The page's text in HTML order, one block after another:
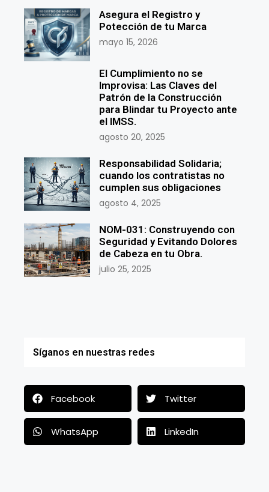
Asegura el Registro y
Potección de tu Marca
mayo 15, 2026
El Cumplimiento no se
Improvisa: Las Claves del
Patrón de la Construcción
para Blindar tu Proyecto ante
el IMSS.
agosto 20, 2025
Responsabilidad Solidaria;
cuando los contratistas no
cumplen sus obligaciones
agosto 4, 2025
NOM-031: Construyendo con
Seguridad y Evitando Dolores
de Cabeza en tu Obra.
julio 25, 2025
Síganos en nuestras redes
Facebook Twitter
WhatsApp LinkedIn